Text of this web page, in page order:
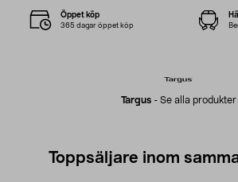
Targus- Se alla produkter
Öppet köp
365 dagar öppet köp
Toppsäljare inom